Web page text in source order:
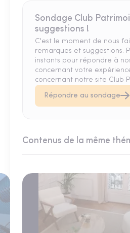
Sondage Club
suggestions !
C'est le moment de nous
remarques et suggestions.
instants pour répondre à
concernant votre
concernant notre site Club
Répondre au sondage
Contenus de la même